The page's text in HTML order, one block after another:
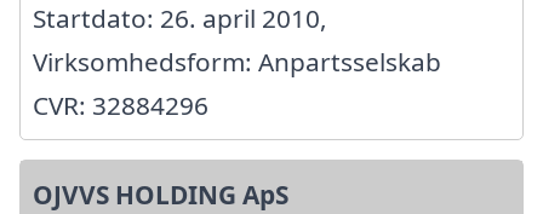
Startdato: 26. april 2010,
Virksomhedsform: Anpartsselskab
CVR: 32884296
OJVVS HOLDING ApS